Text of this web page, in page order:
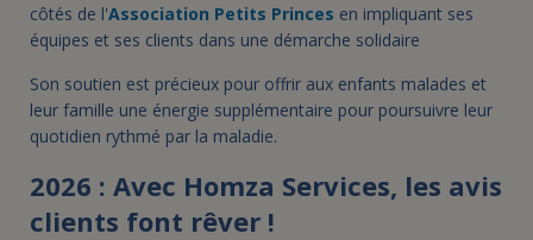
côtés de l'Association Petits Princes en impliquant ses
équipes et ses clients dans une démarche solidaire
Son soutien est précieux pour offrir aux enfants malades et
leur famille une énergie supplémentaire pour poursuivre leur
quotidien rythmé par la maladie.
2026 : Avec Homza Services, les avis
clients font rêver !